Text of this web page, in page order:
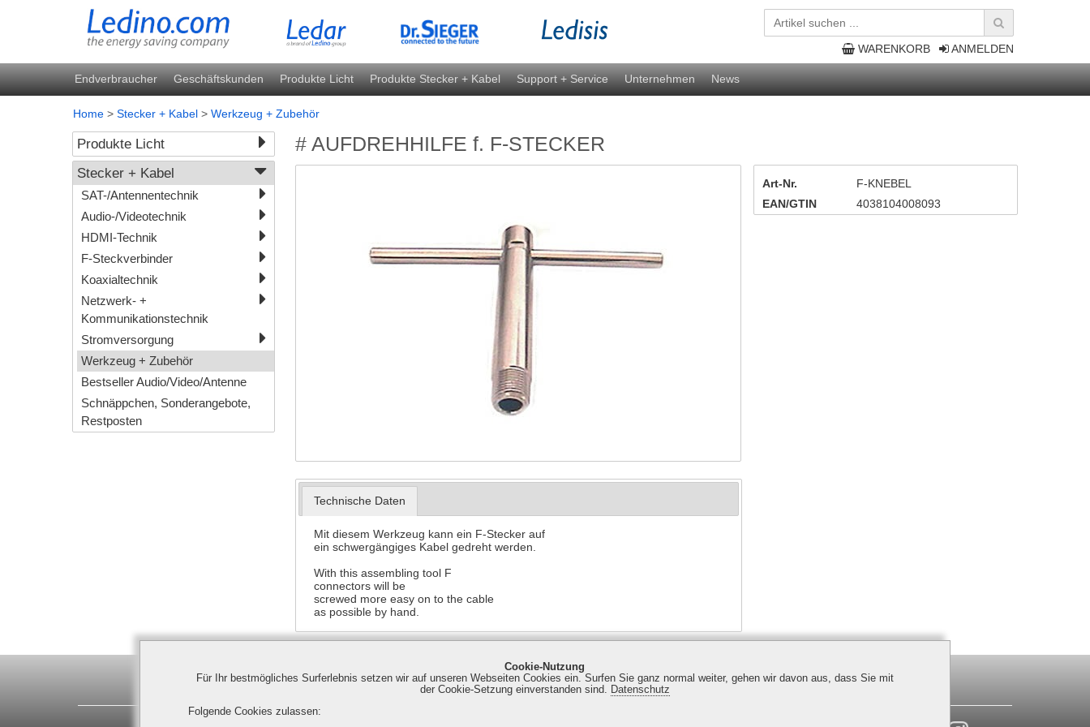
Cookie-Nutzung
Für Ihr bestmögliches Surferlebnis setzen wir auf unseren Webseiten Cookies ein. Surfen Sie ganz normal weiter, gehen wir davon aus, dass Sie mit
der Cookie-Setzung einverstanden sind. Datenschutz
Folgende Cookies zulassen
ANMELDEN
WARENKORB
Endverbraucher Geschäftskunden Produkte Licht Produkte Stecker + Kabel Support + Service Unternehmen News
Home >Stecker + Kabel >Werkzeug + Zubehör
Produkte Licht
Stecker + Kabel
SAT-/Antennentechnik
Audio-/Videotechnik
HDMI-Technik
F-Steckverbinder
Koaxialtechnik
Netzwerk- +
Kommunikationstechnik
Stromversorgung
Werkzeug + Zubehör
Bestseller Audio/Video/Antenne
Schnäppchen, Sonderangebote,
Restposten
# AUFDREHHILFE f. F-STECKER
Art-Nr.
F-KNEBEL
EAN/GTIN
4038104008093
Technische Daten
Mit diesem Werkzeug kann ein F-Stecker auf
ein schwergängiges Kabel gedreht werden.
With this assembling tool F
connectors will be
screwed more easy on to the cable
as possible by hand.
Ledino Deutschland GmbH | Spitzahornweg 1 | 14974 Ludwigsfelde | Tel. +49 (0) 30 7673736 - 0 | Fax +49 (0) 30 7673736 - 0 | info@ledino.com